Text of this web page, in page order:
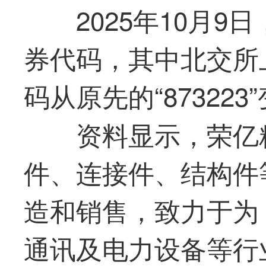
2025年10月9
券代码，其中北交
码从原先的
资料显示， 荣
件、连接件、结构
造和销售，致力于
通讯及电力设备等